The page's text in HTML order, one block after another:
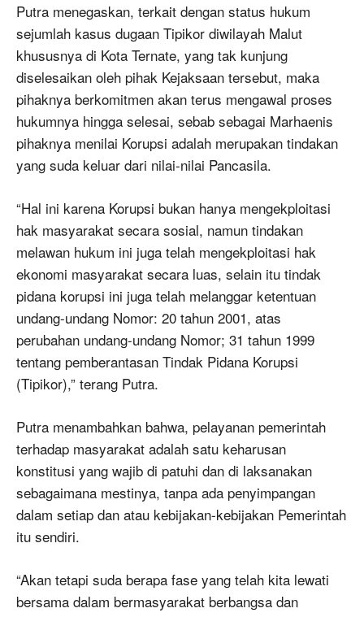
Putra menegaskan, terkait dengan status hukum
sejumlah kasus dugaan Tipikor diwilayah Malut
khususnya di Kota Ternate, yang tak kunjung
diselesaikan oleh pihak Kejaksaan tersebut, maka
pihaknya berkomitmen akan terus mengawal proses
hukumnya hingga selesai, sebab sebagai Marhaenis
pihaknya menilai Korupsi adalah merupakan tindakan
yang suda keluar dari nilai-nilai Pancasila.
“Hal ini karena Korupsi bukan hanya mengekploitasi
hak masyarakat secara sosial, namun tindakan
melawan hukum ini juga telah mengekploitasi hak
ekonomi masyarakat secara luas, selain itu tindak
pidana korupsi ini juga telah melanggar ketentuan
undang-undang Nomor: 20 tahun 2001, atas
perubahan undang-undang Nomor; 31 tahun 1999
tentang pemberantasan Tindak Pidana Korupsi
(Tipikor),” terang Putra.
Putra menambahkan bahwa, pelayanan pemerintah
terhadap masyarakat adalah satu keharusan
konstitusi yang wajib di patuhi dan di laksanakan
sebagaimana mestinya, tanpa ada penyimpangan
dalam setiap dan atau kebijakan-kebijakan Pemerintah
itu sendiri.
“Akan tetapi suda berapa fase yang telah kita lewati
bersama dalam bermasyarakat berbangsa dan